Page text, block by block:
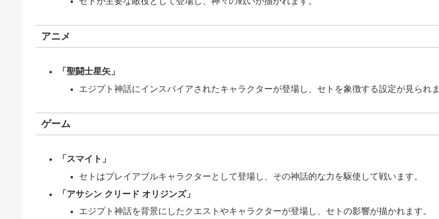
アニメ
「聖闘士星矢」
エジプト神話にインスパイアされたキャラクターが登場し、セトを象徴する設定が見られ
ゲーム
「スマイト」
セトはプレイアブルキャラクターとして登場し、その神話的な力を駆使して戦います。
「アサシン クリード オリジンズ」
エジプト神話を背景にしたクエストやキャラクターが登場し、セトの影響が描かれます。